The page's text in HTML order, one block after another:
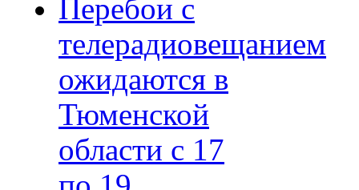
Перебои с
телерадиовещанием
ожидаются в
Тюменской
области с 17